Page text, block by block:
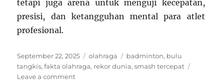
tetapi juga arena untuk menguji kecepatan,
presisi, dan ketangguhan mental para atlet
profesional.
Posted
on
September 22, 2025 Categories
olahraga Tags
badminton, bulu
tangkis,fakta olahraga, rekor dunia,smash tercepat
Leave a commenton